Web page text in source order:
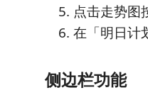
点击走势图
在「明日计
侧边栏功能